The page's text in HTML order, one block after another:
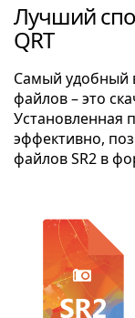
Лучший
QRT
Самый удобный
файлов – это
Установленная
эффективно,
файлов SR2 в